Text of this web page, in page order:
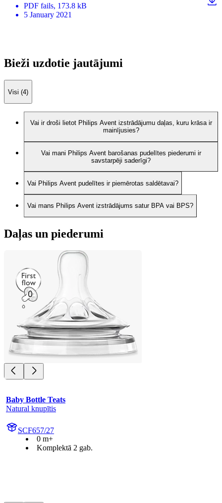
PDF fails, 173.8 kB
5 January 2021
Bieži uzdotie jautājumi
Visi (4)
Vai ir droši lietot Philips Avent izstrādājumu daļas, kuru krāsa ir
mainījusies?
Vai mani Philips Avent barošanas pudelītes piederumi ir
savstarpēji saderīgi?
Vai Philips Avent pudelītes ir piemērotas saldētavai?
Vai mans Philips Avent izstrādājums satur BPA vai BPS?
Daļas un piederumi
Baby Bottle Teats
Natural knupītis
SCF657/27
0 m+
Komplektā 2 gab.